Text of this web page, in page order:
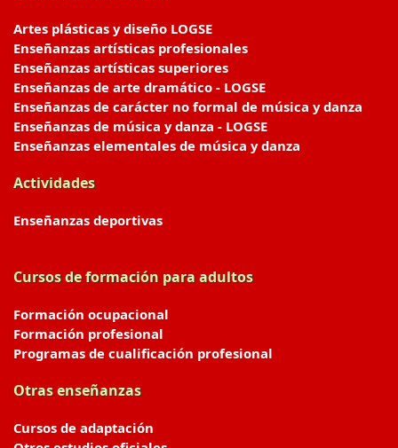
Artes plásticas y diseño LOGSE
Enseñanzas artísticas profesionales
Enseñanzas artísticas superiores
Enseñanzas de arte dramático - LOGSE
Enseñanzas de carácter no formal de música y danza
Enseñanzas de música y danza - LOGSE
Enseñanzas elementales de música y danza
Actividades
Enseñanzas deportivas
Cursos de formación para adultos
Formación ocupacional
Formación profesional
Programas de cualificación profesional
Otras enseñanzas
Cursos de adaptación